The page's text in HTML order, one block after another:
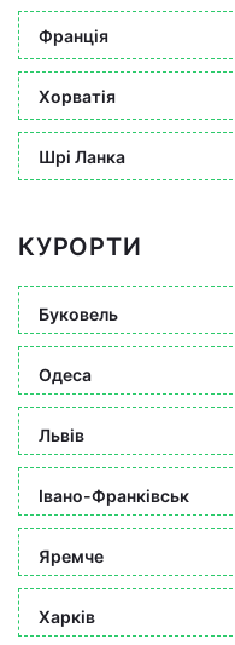
Франція
Хорватія
Шрі Ланка
КУРОРТИ
Буковель
Одеса
Львів
Івано-Франківськ
Яремче
Харків